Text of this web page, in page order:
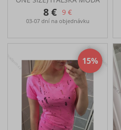
IMD22VODA
Prsa 110cm, Boky 100cm,
8 € 9 €
03-07 dní na objednávku
15